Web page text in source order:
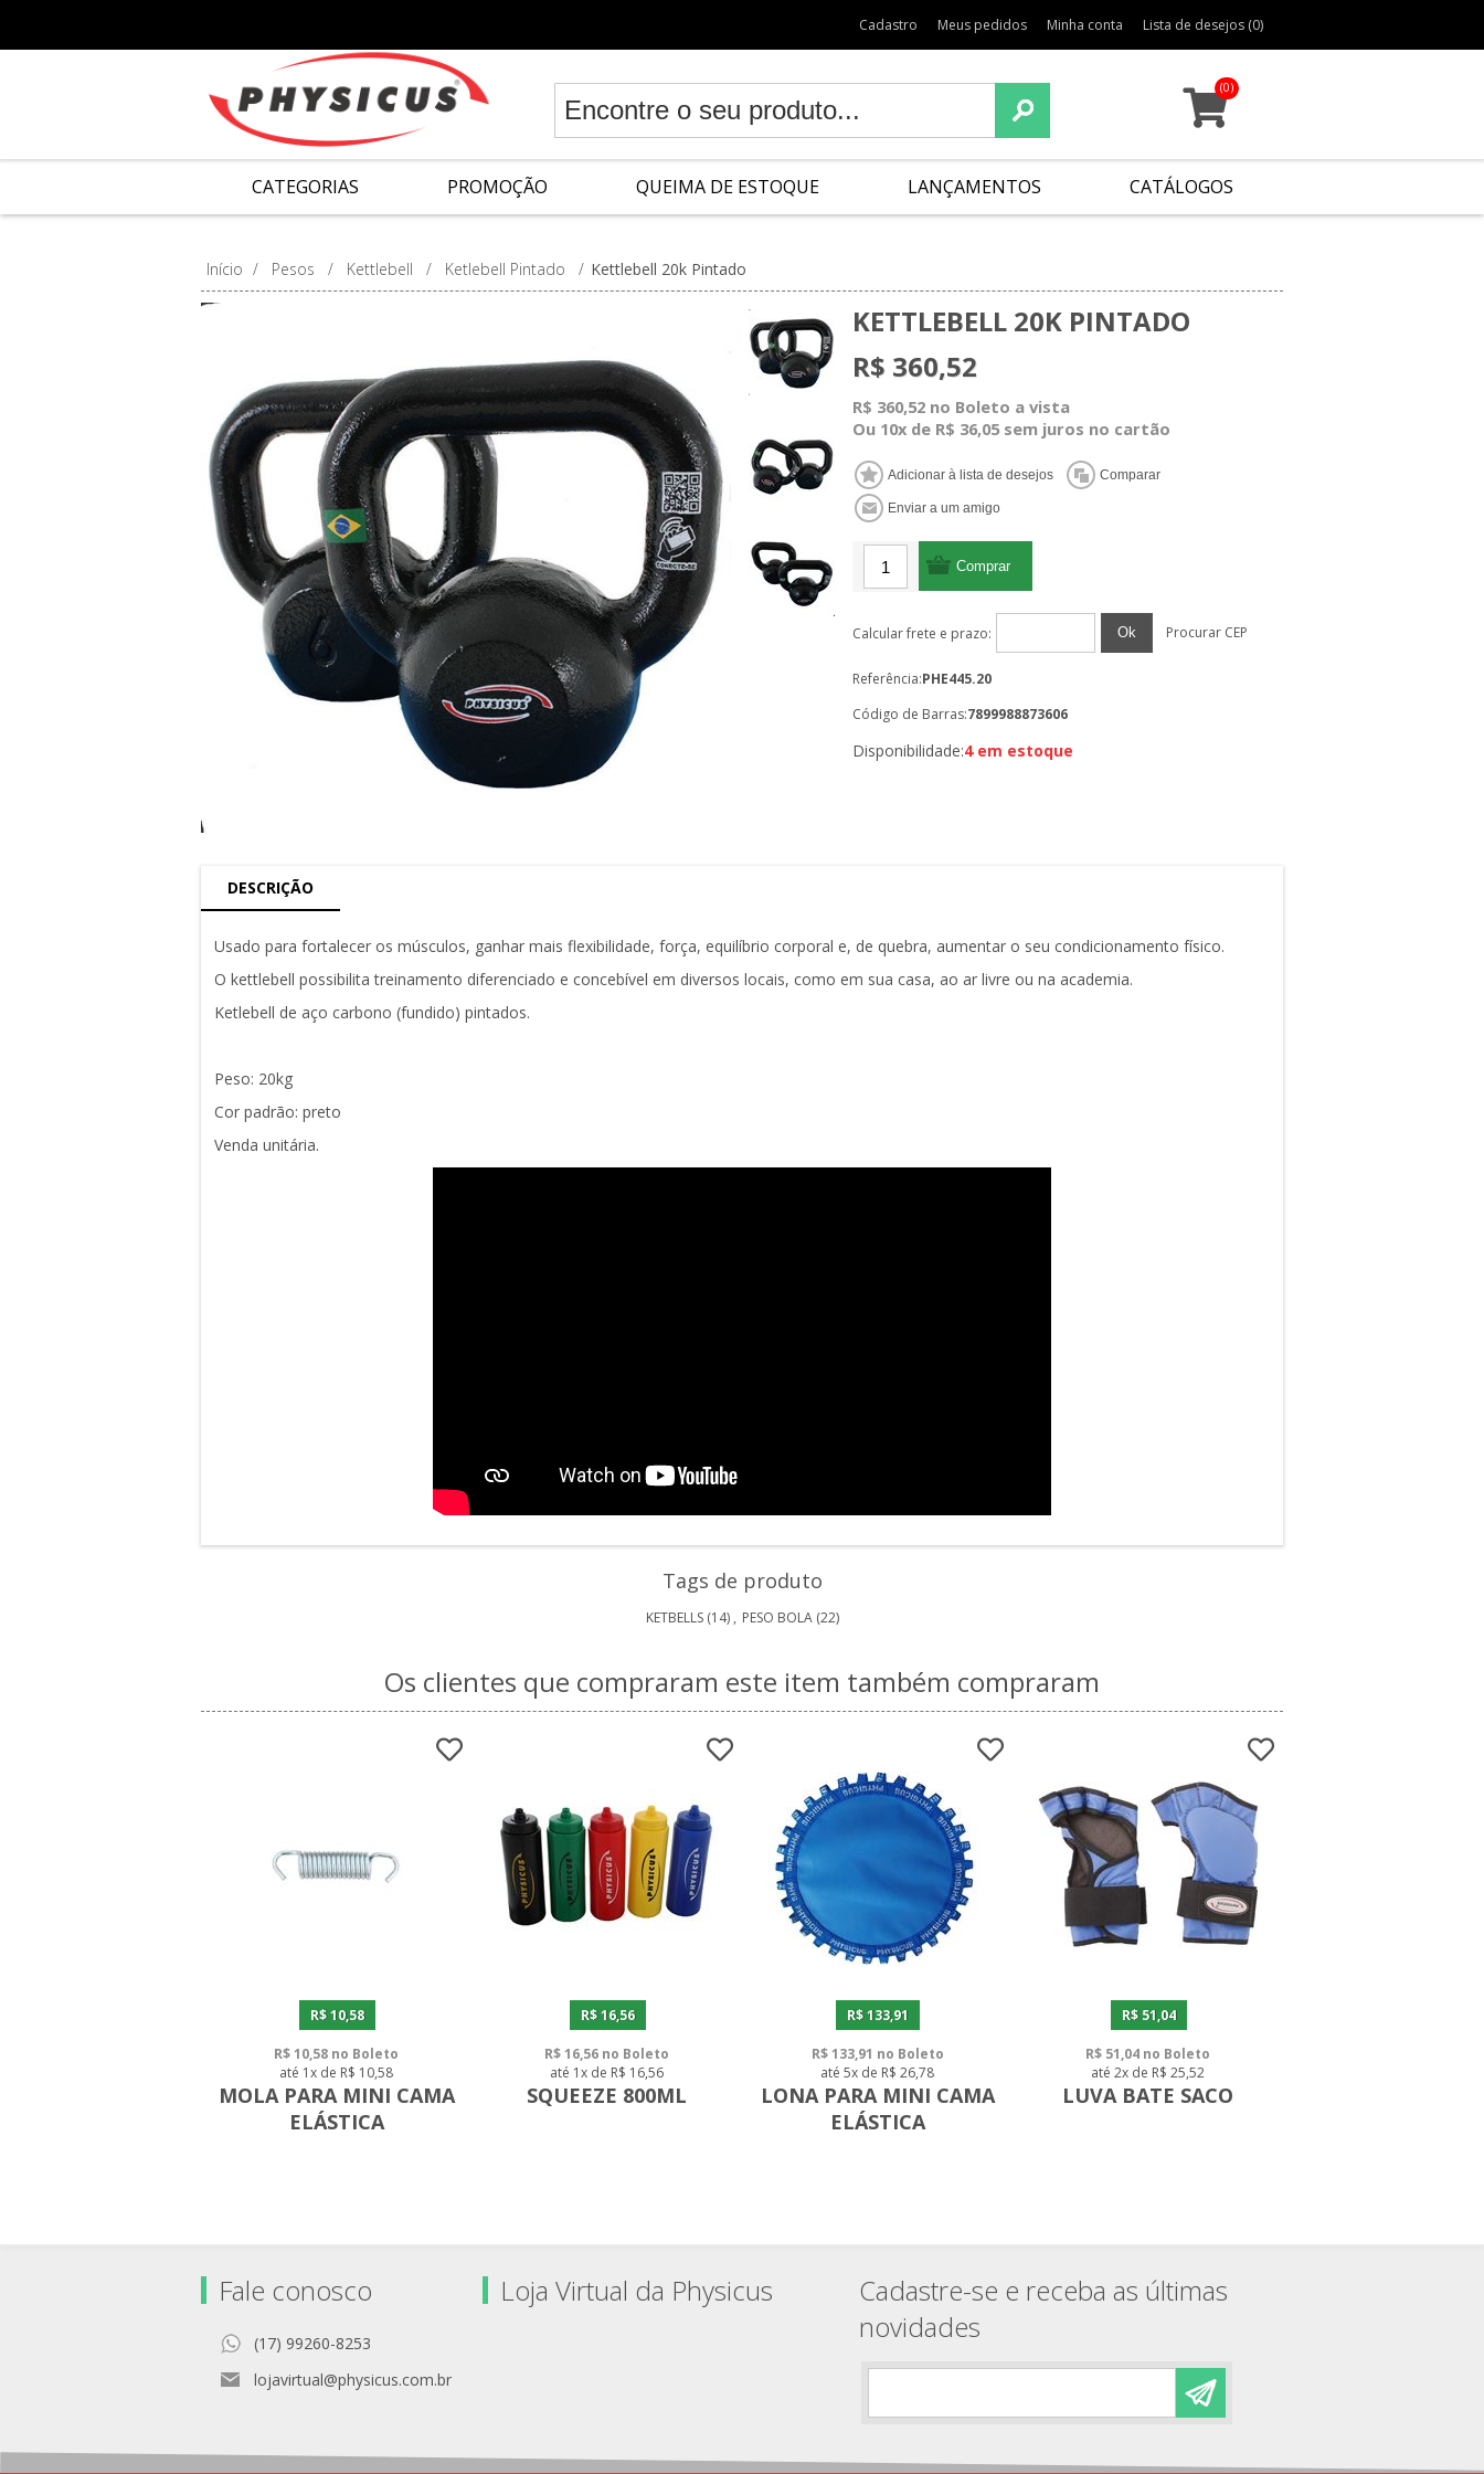
(0)
Cadastro Meus pedidos Minha conta Lista de desejos (0)
CATEGORIAS PROMOÇÃO QUEIMA DE ESTOQUE LANÇAMENTOS CATÁLOGOS
Início / Pesos / Kettlebell / Ketlebell Pintado / Kettlebell 20k Pintado
KETTLEBELL 20K PINTADO
R$ 360,52
R$ 360,52 no Boleto a vista
Ou 10x de R$ 36,05 sem juros no cartão
Calcular frete e prazo: Ok Procurar CEP
Referência:PHE445.20
Código de Barras:7899988873606
Disponibilidade:4 em estoque
DESCRIÇÃO
Usado para fortalecer os músculos, ganhar mais flexibilidade, força, equilíbrio corporal e, de quebra, aumentar o seu condicionamento físico.
O kettlebell possibilita treinamento diferenciado e concebível em diversos locais, como em sua casa, ao ar livre ou na academia.
Ketlebell de aço carbono (fundido) pintados.
Peso: 20kg
Cor padrão: preto
Venda unitária.
Tags de produto
KETBELLS (14) , PESO BOLA (22)
Os clientes que compraram este item também compraram
R$ 10,58
R$ 10,58 no Boleto
até 1x de R$ 10,58
MOLA PARA MINI CAMA
ELÁSTICA
R$ 16,56
R$ 16,56 no Boleto
até 1x de R$ 16,56
SQUEEZE 800ML
R$ 133,91
R$ 133,91 no Boleto
até 5x de R$ 26,78
LONA PARA MINI CAMA
ELÁSTICA
R$ 51,04
R$ 51,04 no Boleto
até 2x de R$ 25,52
LUVA BATE SACO
Fale conosco
(17) 99260-8253
lojavirtual@physicus.com.br
Loja Virtual da Physicus
Cadastre-se e receba as últimas
novidades